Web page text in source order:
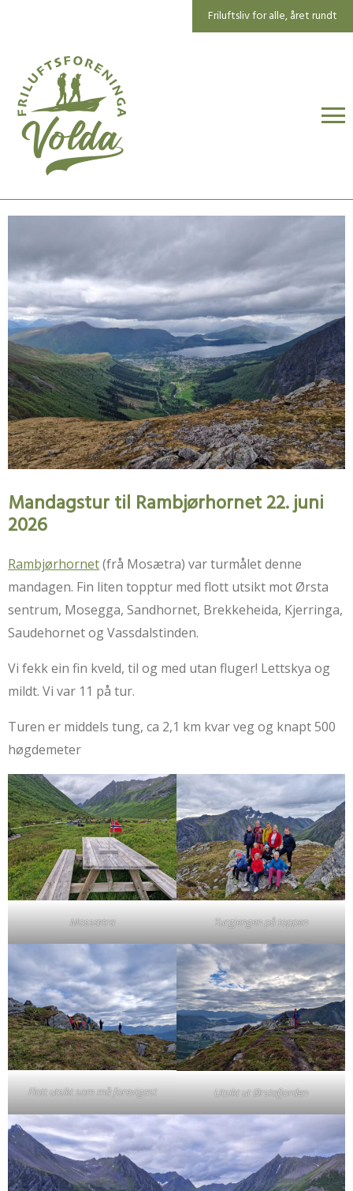
Friluftsliv for alle, året rundt
Mandagstur til Rambjørhornet 22. juni
2026
Rambjørhornet(frå Mosætra) var turmålet denne
mandagen. Fin liten topptur med flott utsikt mot Ørsta
sentrum, Mosegga, Sandhornet, Brekkeheida, Kjerringa,
Saudehornet og Vassdalstinden.
Vi fekk ein fin kveld, til og med utan fluger! Lettskya og
mildt. Vi var 11 på tur.
Turen er middels tung, ca 2,1 km kvar veg og knapt 500
høgdemeter
Mossætra Turgjengen på toppen
Flott utsikt som må forevigast Utsikt ut Ørstafjorden